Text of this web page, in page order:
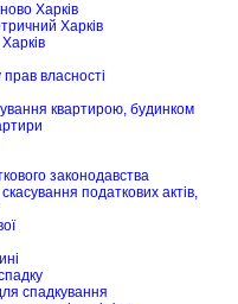
Харків
Харків
прав власності
квартирою, будинком
законодавства
податкових актів,
спадкування